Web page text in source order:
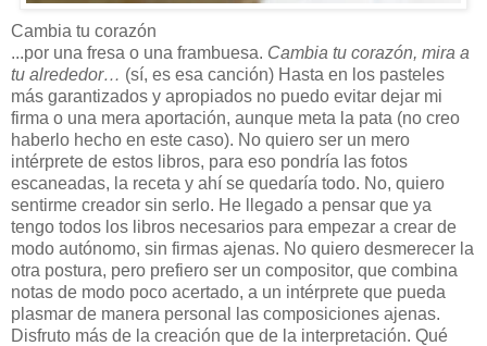
Cambia tu corazón
...por una fresa o una frambuesa. Cambia tu corazón, mira a
tu alrededor… (sí, es esa canción) Hasta en los pasteles
más garantizados y apropiados no puedo evitar dejar mi
firma o una mera aportación, aunque meta la pata (no creo
haberlo hecho en este caso). No quiero ser un mero
intérprete de estos libros, para eso pondría las fotos
escaneadas, la receta y ahí se quedaría todo. No, quiero
sentirme creador sin serlo. He llegado a pensar que ya
tengo todos los libros necesarios para empezar a crear de
modo autónomo, sin firmas ajenas. No quiero desmerecer la
otra postura, pero prefiero ser un compositor, que combina
notas de modo poco acertado, a un intérprete que pueda
plasmar de manera personal las composiciones ajenas.
Disfruto más de la creación que de la interpretación. Qué